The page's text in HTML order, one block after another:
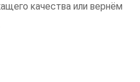
качества или вернём